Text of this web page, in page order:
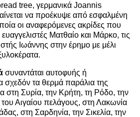
tree, γερμανικά Joannis
να προέκυψε από εσφαλμένη
οι αναφερόμενες ακρίδες που
Ματθαίο και Μάρκο, τις
Ιωάννης στην έρημο με μέλι
συναντάται αυτοφυής ή
σχεδόν τα θερμά παράλια της
στη Συρία, την Κρήτη, τη Ρόδο, την
Αιγαίου πελάγους, στη Λακωνία
στη Σαρδηνία, την Σικελία, την